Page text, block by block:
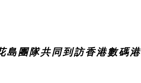
團隊共同到訪香港數碼港